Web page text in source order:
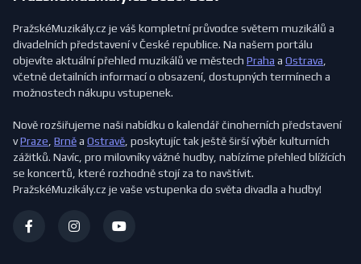
PražskéMuzikály.cz je váš kompletní průvodce světem muzikálů a
divadelních představení v České republice. Na našem portálu
objevíte aktuální přehled muzikálů ve městech Praha a Ostrava,
včetně detailních informací o obsazení, dostupných termínech a
možnostech nákupu vstupenek.
Nově rozšiřujeme naši nabídku o kalendář činoherních představení
vPraze, Brněa Ostravě, poskytujíc tak ještě širší výběr kulturních
zážitků. Navíc, pro milovníky vážné hudby, nabízíme přehled blížících
se koncertů, které rozhodně stojí za to navštívit.
PražskéMuzikály.cz je vaše vstupenka do světa divadla a hudby!